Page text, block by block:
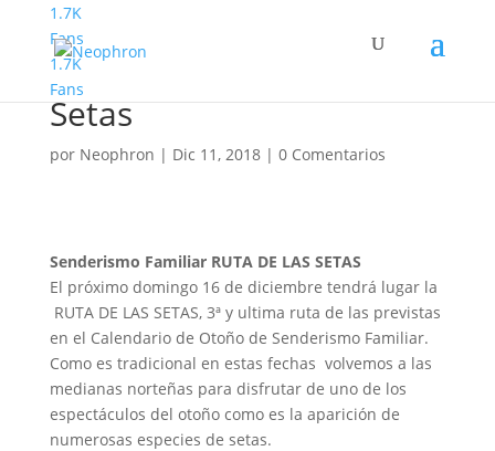
1.7K
Fans
1.7K
Fans
Neophamiliar Ruta de las
Setas
por Neophron | Dic 11, 2018| 0 Comentarios
Senderismo Familiar RUTA DE LAS SETAS
El próximo domingo 16 de diciembre tendrá lugar la
RUTA DE LAS SETAS, 3ª y ultima ruta de las previstas
en el Calendario de Otoño de Senderismo Familiar.
Como es tradicional en estas fechas volvemos a las
medianas norteñas para disfrutar de uno de los
espectáculos del otoño como es la aparición de
numerosas especies de setas.